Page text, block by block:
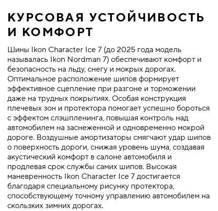
КУРСОВАЯ УСТОЙЧИВОСТЬ
И КОМФОРТ
Шины Ikon Character Ice 7 (до 2025 года модель
называлась Ikon Nordman 7) обеспечивают комфорт и
безопасность на льду, снегу и мокрых дорогах.
Оптимальное расположение шипов формирует
эффективное сцепление при разгоне и торможении
даже на трудных покрытиях. Особая конструкция
плечевых зон и протектора помогает успешно бороться
с эффектом слэшпленинга, повышая контроль над
автомобилем на заснеженной и одновременно мокрой
дороге. Воздушные амортизаторы смягчают удар шипов
о поверхность дороги, снижая уровень шума, создавая
акустический комфорт в салоне автомобиля и
продлевая срок службы самих шипов. Высокая
маневренность Ikon Character Ice 7 достигается
благодаря специальному рисунку протектора,
способствующему точному управлению автомобилем на
скользких зимних дорогах.